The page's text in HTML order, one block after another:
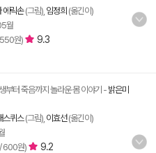
에릭손(그림), 임정희 (옮긴이)
월
원)
9.3
부터 죽음까지 놀라운 몸 이야기 - 밝은미
스퀴스(그림), 이효선(옮긴이)
600원) 9.2